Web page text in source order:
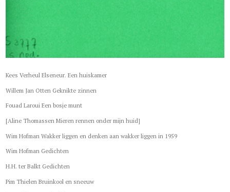
Kees Verheul Elseneur. Een huiskamer
Willem Jan Otten Geknikte zinnen
Fouad Laroui Een bosje munt
[Aline Thomassen Mieren rennen onder mijn huid]
Wim Hofman Wakker liggen en denken aan wakker liggen in 1959
Wim Hofman Gedichten
H.H. ter Balkt Gedichten
Pim Thielen Bruinkool en sneeuw